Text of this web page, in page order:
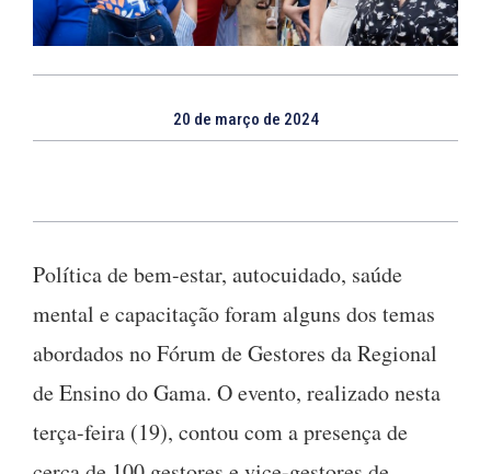
20 de março de 2024
Política de bem-estar, autocuidado, saúde
mental e capacitação foram alguns dos temas
abordados no Fórum de Gestores da Regional
de Ensino do Gama. O evento, realizado nesta
terça-feira (19), contou com a presença de